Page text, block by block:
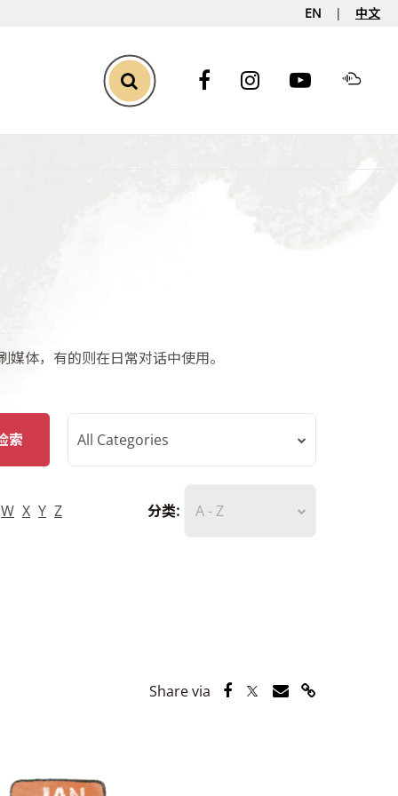
EN 中文
Toggle Search
体，有的则在日常对话中使用。
索 All Categories
W X Y Z 分类: A - Z
Share via Share via Facebook
Share via Twitter
Share via Email
Share via